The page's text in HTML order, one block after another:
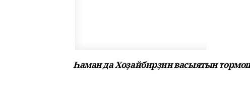
Һаман да Хоҙайбирҙин васыятын